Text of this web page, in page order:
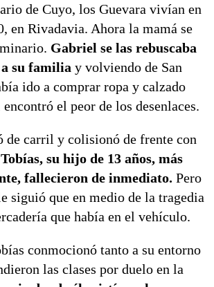
de Cuyo, los Guevara vivían en
en Rivadavia. Ahora la mamá se
Gabriel se las rebuscaba
su familia y volviendo de San
ido a comprar ropa y calzado
encontró el peor de los desenlaces.
de carril y colisionó de frente con
su hijo de 13 años, más
fallecieron de inmediato. Pero
siguió que en medio de la tragedia
que había en el vehículo.
conmocionó tanto a su entorno
las clases por duelo en la